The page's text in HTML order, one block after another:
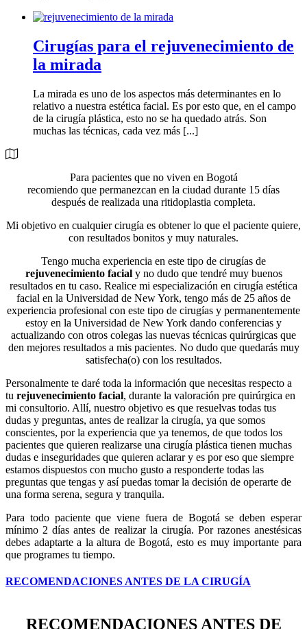
Cirugías para el rejuvenecimiento de
la mirada
La mirada es uno de los aspectos más determinantes en lo
relativo a nuestra estética facial. Es por esto que, en el campo
de la cirugía plástica, esto no se ha quedado atrás. Son
muchas las técnicas, cada vez más [...]
Para pacientes que no viven en Bogotá
recomiendo que permanezcan en la ciudad durante 15 días
después de realizada una ritidoplastia completa.
Mi objetivo en cualquier cirugía es obtener lo que el paciente quiere,
con resultados bonitos y muy naturales.
Tengo mucha experiencia en este tipo de cirugías de
rejuvenecimiento facialy no dudo que tendré muy buenos
resultados en tu caso. Realice mi especialización en cirugía estética
facial en la Universidad de New York, tengo más de 25 años de
experiencia profesional con este tipo de cirugías y permanentemente
estoy en la Universidad de New York dando conferencias y
actualizando con otros colegas las nuevas técnicas quirúrgicas que
den mejores resultados a mis pacientes. No dudo que quedarás muy
satisfecha(o) con los resultados.
Personalmente te daré toda la información que necesitas respecto a
tu rejuvenecimiento facial, durante la valoración pre quirúrgica en
mi consultorio. Allí, nuestro objetivo es que resuelvas todas tus
dudas y preguntas, antes de realizar la cirugía, ya que somos
conscientes, por la experiencia que ya tenemos, de que todos los
pacientes que quieren realizarse una cirugía plástica tienen muchas
dudas e inseguridades que quieren aclarar y es por eso que siempre
estamos dispuestos con mucho gusto a responderte todas las
preguntas que tengas y así puedas tomar la decisión de operarte de
una forma serena, segura y tranquila.
Para todo paciente que viene fuera de Bogotá se deben esperar
mínimo 2 días antes de realizar la cirugía. Por razones anestésicas
debes adaptarte a la altura de Bogotá, esto es muy importante para
que programes tu tiempo.
RECOMENDACIONES ANTES DE LA CIRUGÍA
RECOMENDACIONES ANTES DE